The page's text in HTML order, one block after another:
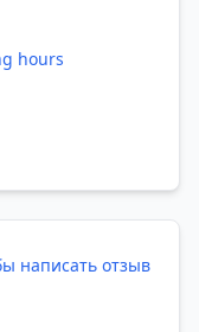
hours
написать отзыв